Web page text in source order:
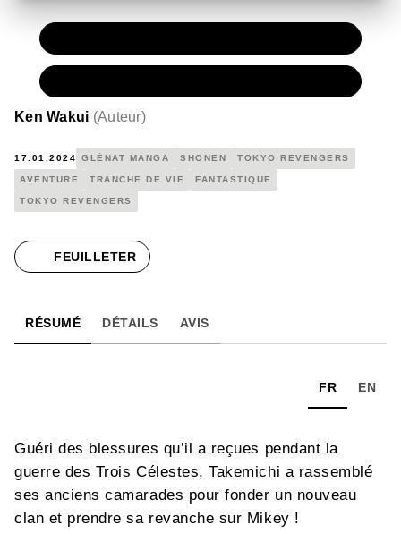
Ken Wakui (Auteur)
17.01.2024 GLÉNAT MANGA SHONEN TOKYO REVENGERS
AVENTURE TRANCHE DE VIE FANTASTIQUE
TOKYO REVENGERS
FEUILLETER
RÉSUMÉ DÉTAILS AVIS
FR EN
Guéri des blessures qu’il a reçues pendant la
guerre des Trois Célestes, Takemichi a rassemblé
ses anciens camarades pour fonder un nouveau
clan et prendre sa revanche sur Mikey !